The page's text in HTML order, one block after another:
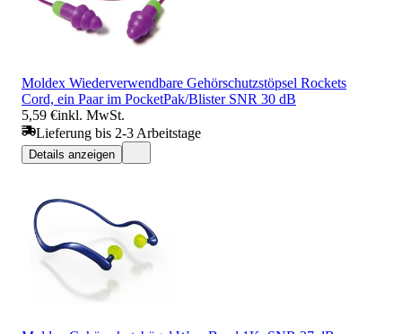
Moldex Wiederverwendbare Gehörschutzstöpsel Rockets
Cord, ein Paar im PocketPak/Blister SNR 30 dB
5,59 €inkl. MwSt.
Lieferung bis 2-3 Arbeitstage
Details anzeigen